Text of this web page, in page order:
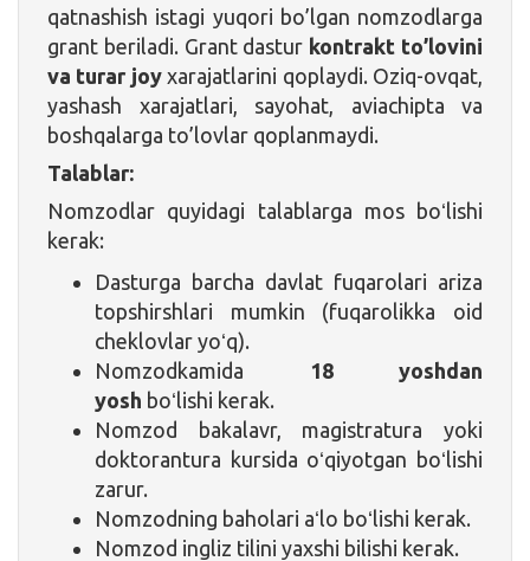
qatnashish istagi yuqori bo’lgan nomzodlarga
grant beriladi. Grant dastur kontrakt to’lovini
va turar joyxarajatlarini qoplaydi. Oziq-ovqat,
yashash xarajatlari, sayohat, aviachipta va
boshqalarga to’lovlar qoplanmaydi.
Talablar:
Nomzodlar quyidagi talablarga mos boʻlishi
kerak:
Dasturga barcha davlat fuqarolari ariza
topshirshlari mumkin (fuqarolikka oid
cheklovlar yoʻq).
Nomzodkamida
18 yoshdan
yosh boʻlishi kerak.
Nomzod bakalavr, magistratura yoki
doktorantura kursida oʻqiyotgan boʻlishi
zarur.
Nomzodning baholari aʻlo boʻlishi kerak.
Nomzod ingliz tilini yaxshi bilishi kerak.